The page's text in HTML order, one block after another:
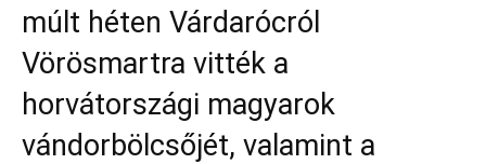
múlt héten Várdarócról
Vörösmartra vitték a
horvátországi magyarok
vándorbölcsőjét, valamint a